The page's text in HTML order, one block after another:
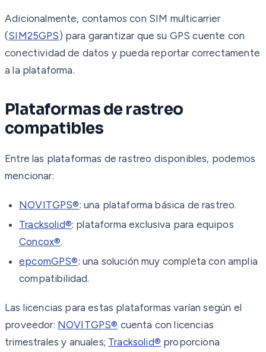
Adicionalmente, contamos con SIM multicarrier
(SIM25GPS) para garantizar que su GPS cuente con
conectividad de datos y pueda reportar correctamente
a la plataforma.
Plataformas de rastreo
compatibles
Entre las plataformas de rastreo disponibles, podemos
mencionar:
NOVITGPS®: una plataforma básica de rastreo.
Tracksolid®: plataforma exclusiva para equipos
Concox®.
epcomGPS®: una solución muy completa con amplia
compatibilidad.
Las licencias para estas plataformas varían según el
proveedor: NOVITGPS® cuenta con licencias
trimestrales y anuales; Tracksolid® proporciona